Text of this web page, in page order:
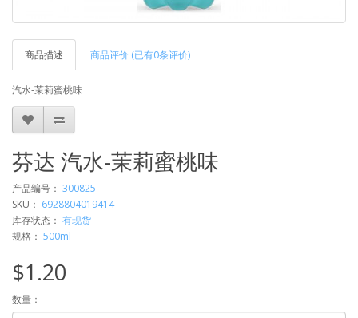
商品描述 商品评价 (已有0条评价)
汽水-茉莉蜜桃味
芬达 汽水-茉莉蜜桃味
产品编号： 300825
SKU： 6928804019414
库存状态： 有现货
规格： 500ml
$1.20
数量：